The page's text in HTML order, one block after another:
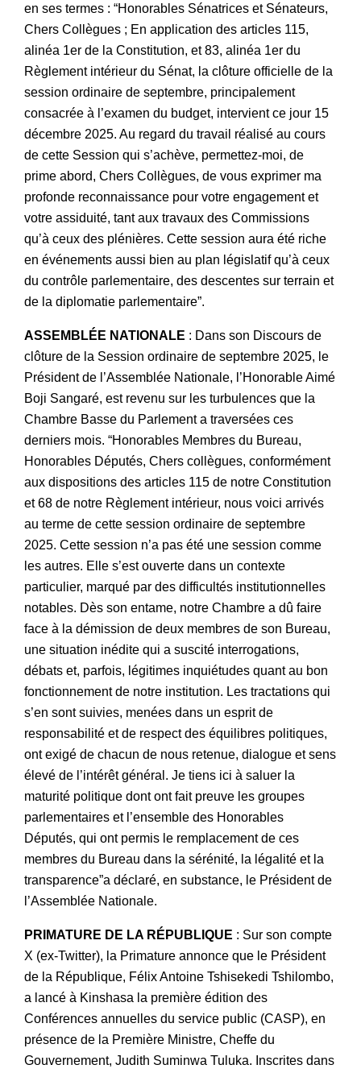
en ses termes : “Honorables Sénatrices et Sénateurs,
Chers Collègues ; En application des articles 115,
alinéa 1er de la Constitution, et 83, alinéa 1er du
Règlement intérieur du Sénat, la clôture officielle de la
session ordinaire de septembre, principalement
consacrée à l’examen du budget, intervient ce jour 15
décembre 2025. Au regard du travail réalisé au cours
de cette Session qui s’achève, permettez-moi, de
prime abord, Chers Collègues, de vous exprimer ma
profonde reconnaissance pour votre engagement et
votre assiduité, tant aux travaux des Commissions
qu’à ceux des plénières. Cette session aura été riche
en événements aussi bien au plan législatif qu’à ceux
du contrôle parlementaire, des descentes sur terrain et
de la diplomatie parlementaire”.
ASSEMBLÉE NATIONALE : Dans son Discours de
clôture de la Session ordinaire de septembre 2025, le
Président de l’Assemblée Nationale, l’Honorable Aimé
Boji Sangaré, est revenu sur les turbulences que la
Chambre Basse du Parlement a traversées ces
derniers mois. “Honorables Membres du Bureau,
Honorables Députés, Chers collègues, conformément
aux dispositions des articles 115 de notre Constitution
et 68 de notre Règlement intérieur, nous voici arrivés
au terme de cette session ordinaire de septembre
2025. Cette session n’a pas été une session comme
les autres. Elle s’est ouverte dans un contexte
particulier, marqué par des difficultés institutionnelles
notables. Dès son entame, notre Chambre a dû faire
face à la démission de deux membres de son Bureau,
une situation inédite qui a suscité interrogations,
débats et, parfois, légitimes inquiétudes quant au bon
fonctionnement de notre institution. Les tractations qui
s’en sont suivies, menées dans un esprit de
responsabilité et de respect des équilibres politiques,
ont exigé de chacun de nous retenue, dialogue et sens
élevé de l’intérêt général. Je tiens ici à saluer la
maturité politique dont ont fait preuve les groupes
parlementaires et l’ensemble des Honorables
Députés, qui ont permis le remplacement de ces
membres du Bureau dans la sérénité, la légalité et la
transparence”a déclaré, en substance, le Président de
l’Assemblée Nationale.
PRIMATURE DE LA RÉPUBLIQUE : Sur son compte
X (ex-Twitter), la Primature annonce que le Président
de la République, Félix Antoine Tshisekedi Tshilombo,
a lancé à Kinshasa la première édition des
Conférences annuelles du service public (CASP), en
présence de la Première Ministre, Cheffe du
Gouvernement, Judith Suminwa Tuluka. Inscrites dans